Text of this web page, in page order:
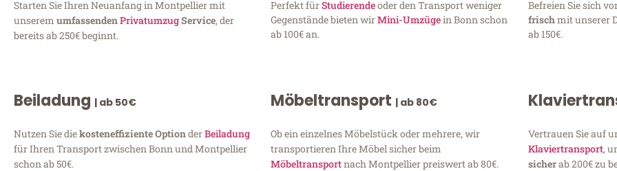
Starten Sie Ihren Neuanfang in Montpellier mit
unserem umfassendenPrivatumzugService, der
bereits ab 250€ beginnt.
Perfekt fürStudierendeoder den Transport weniger
Gegenstände bieten wirMini-Umzügein Bonn schon
ab 100€ an.
Befreien Sie sich
frischmit unserer
ab 150€.
Beiladung | ab 50€
Nutzen Sie diekosteneffiziente OptionderBeiladung
für Ihren Transport zwischen Bonn und Montpellier
schon ab 50€.
Möbeltransport | ab 80€
Ob ein einzelnes Möbelstück oder mehrere, wir
transportieren Ihre Möbel sicher beim
Möbeltransportnach Montpellier preiswert ab 80€.
Vertrauen Sie auf
Klaviertransport,
sicherab 200€ zu